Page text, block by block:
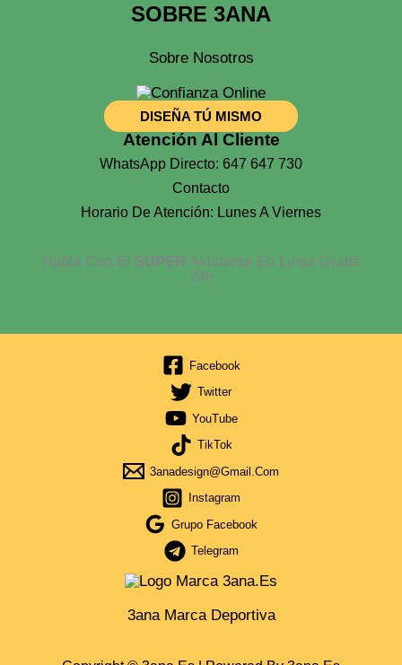
SOBRE 3ANA
Sobre Nosotros
DISEÑA TÚ MISMO
Atención Al Cliente
WhatsApp Directo: 647 647 730
Contacto
Horario De Atención: Lunes A Viernes
Habla Con El SUPERAsistente En Linea Gratis
24h
Facebook
Twitter
YouTube
TikTok
3anadesign@gmail.com
Instagram
Grupo Facebook
Telegram
3ana Marca Deportiva